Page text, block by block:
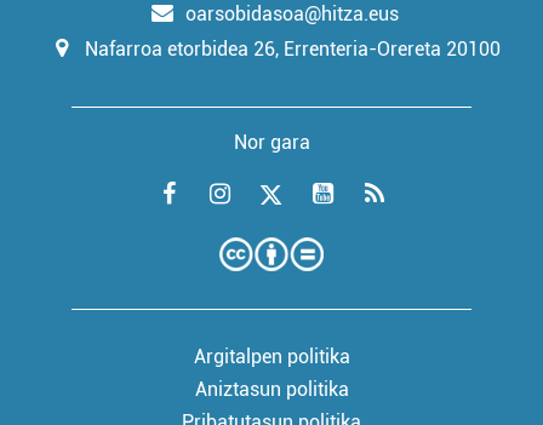
oarsobidasoa@hitza.eus
Nafarroa etorbidea 26, Errenteria-Orereta 20100
Nor gara
Argitalpen politika
Aniztasun politika